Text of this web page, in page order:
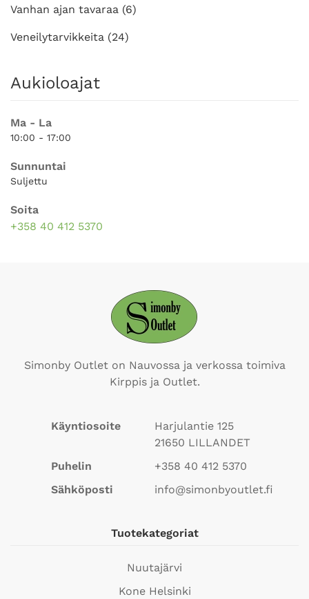
Vanhan ajan tavaraa (6)
Veneilytarvikkeita (24)
Aukioloajat
Ma - La
10:00 - 17:00
Sunnuntai
Suljettu
Soita
+358 40 412 5370
Simonby Outlet on Nauvossa ja verkossa toimiva
Kirppis ja Outlet.
Käyntiosoite
Harjulantie 125
21650 LILLANDET
Puhelin
+358 40 412 5370
Sähköposti
info@simonbyoutlet.fi
Tuotekategoriat
Nuutajärvi
Kone Helsinki